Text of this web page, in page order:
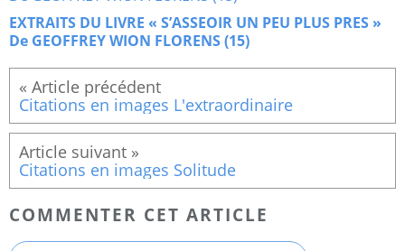
EXTRAITS DU LIVRE « S’ASSEOIR UN PEU PLUS PRES »
De GEOFFREY WION FLORENS (15)
Citations en images L'extraordinaire
Citations en images Solitude
COMMENTER CET ARTICLE